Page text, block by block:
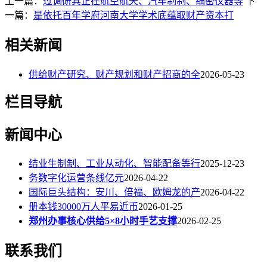
一篇： 是依托百年学府河南大学学术底蕴取财产资本打
相关新闻
供给财产研究、财产规划和财产招商的全2026-05-23
栏目导航
新闻中心
结业生制制、工业从动化、智能配备等行2025-12-23
务数字化运营条线亿元2026-04-22
国际巨头结构：安川、倍福、欧姆龙的产2026-04-22
册本钱30000万人平易近币2026-01-25
郑州办事核心供给5×8小时手艺支撑2026-02-25
联系我们